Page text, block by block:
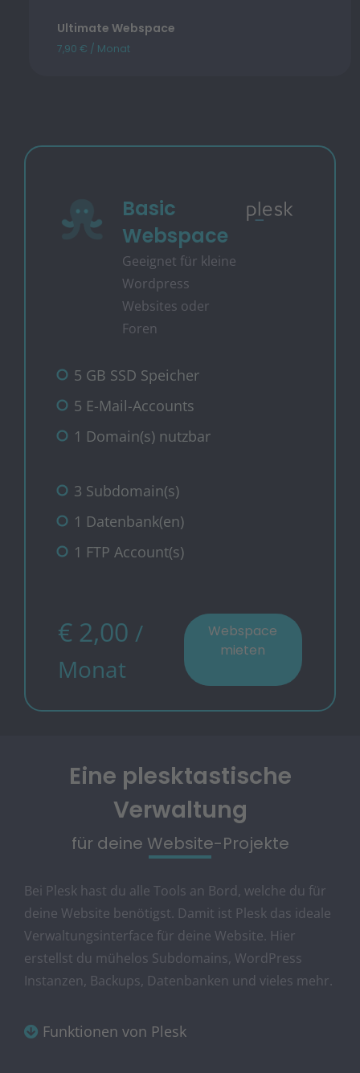
Ultimate Webspace
7,90 € / Monat
Basic
Webspace
Geeignet für kleine
Wordpress
Websites oder
Foren
5 GB SSD Speicher
5 E-Mail-Accounts
1 Domain(s) nutzbar
3 Subdomain(s)
1 Datenbank(en)
1 FTP Account(s)
€ 2,00 /
Monat
Webspace
mieten
Eine plesktastische
Verwaltung
für deine Website-Projekte
Bei Plesk hast du alle Tools an Bord, welche du für
deine Website benötigst. Damit ist Plesk das ideale
Verwaltungsinterface für deine Website. Hier
erstellst du mühelos Subdomains, WordPress
Instanzen, Backups, Datenbanken und vieles mehr.
Funktionen von Plesk